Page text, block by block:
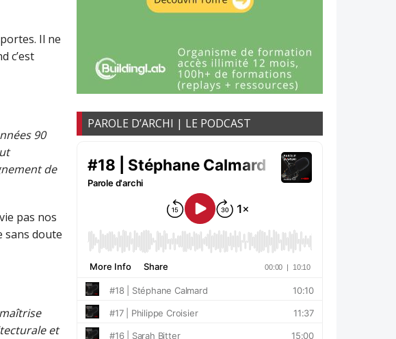
Il ne
c’est
90
de
pas nos
sans doute
et
PAROLE D’ARCHI | LE PODCAST